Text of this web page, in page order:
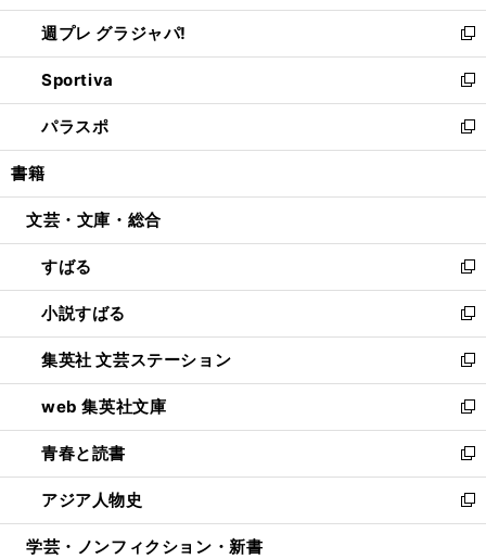
開
く
ウ
で
開
く
ウ
ィ
ン
ド
ウ
で
開
し
い
ウ
ィ
ン
ド
ウ
開
週プレ グラジャパ!
新
し
い
ウ
ィ
ン
ウ
開
く
Sportiva
新
し
い
ウ
ン
ウ
で
開
く
パラスポ
新
し
ウ
ン
ド
ウ
で
開
く
書籍
文芸・文庫・総合
すばる
新
し
い
ウ
ィ
ン
ド
ウ
で
開
く
小説すばる
新
し
い
ウ
ィ
ン
ド
ウ
で
開
集英社 文芸ステーション
新
し
い
ウ
ィ
ン
ド
ウ
web 集英社文庫
新
し
い
ウ
ィ
ン
青春と読書
新
し
い
ウ
アジア人物史
新
し
学芸・ノンフィクション・新書